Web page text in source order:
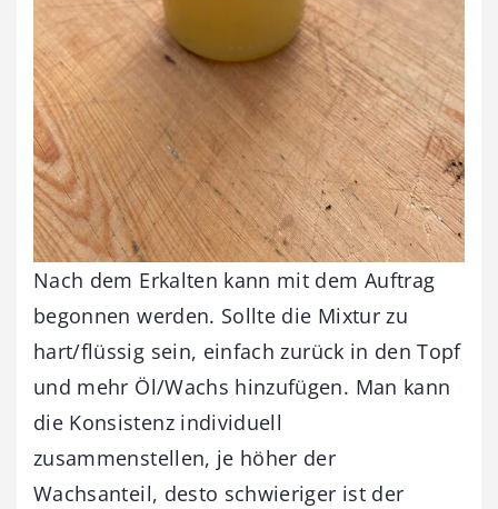
Nach dem Erkalten kann mit dem Auftrag
begonnen werden. Sollte die Mixtur zu
hart/flüssig sein, einfach zurück in den Topf
und mehr Öl/Wachs hinzufügen. Man kann
die Konsistenz individuell
zusammenstellen, je höher der
Wachsanteil, desto schwieriger ist der